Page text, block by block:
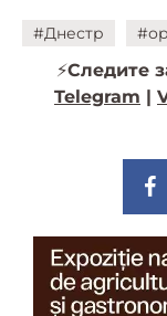
#Днестр
⚡️Следите
Telegram |